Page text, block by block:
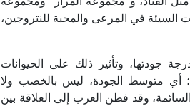
السيئة في المرعى والمحبة للنتروجين،
جودتها، وتأثير ذلك على الحيوانات
أي متوسط الجودة، ليس بالخصب ولا
وقد فطن العرب إلى العلاقة بين